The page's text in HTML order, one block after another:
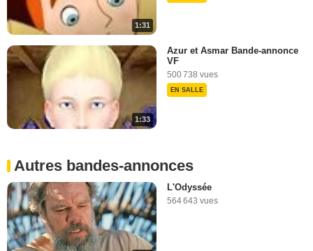
1:31
1:33
Azur et Asmar Bande-annonce
VF
500 738 vues
EN SALLE
Autres bandes-annonces
L'Odyssée
564 643 vues